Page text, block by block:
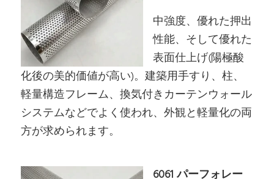
中強度、優れた押出
性能、そして優れた
表面仕上げ(陽極酸
化後の美的価値が高い)。建築用手すり、柱、
軽量構造フレーム、換気付きカーテンウォール
システムなどでよく使われ、外観と軽量化の両
方が求められます。
6061 パーフォレー